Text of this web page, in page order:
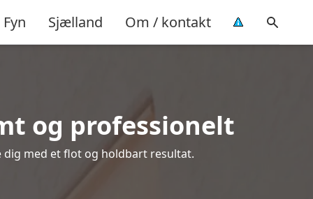
Fyn Sjælland Om / kontakt
og professionelt
med et flot og holdbart resultat.